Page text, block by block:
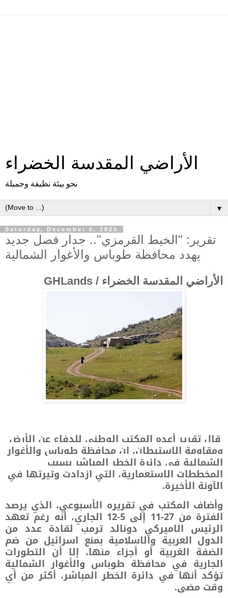
الأراضي المقدسة الخضراء
نحو بيئة نظيفة وجميلة
▼
Saturday, December 6, 2025
تقرير: "الخيط القرمزي".. جدار فصل جديد
يهدد محافظة طوباس والأغوار الشمالية
الأراضي المقدسة الخضراء / GHLands
قال تقرير أعده المكتب الوطني للدفاع عن الأرض
ومقاومة الاستيطان، إن محافظة طوباس والأغوار
الشمالية في دائرة الخطر المباشر بسبب
المخططات الاستعمارية، التي ازدادت وتيرتها في
الآونة الأخيرة.
وأضاف المكتب في تقريره الأسبوعي، الذي يرصد
الفترة من 27-11 إلى 5-12 الجاري، أنه رغم تعهد
الرئيس الاميركي دونالد ترمب لقادة عدد من
الدول العربية والاسلامية بمنع اسرائيل من ضم
الضفة الغربية أو أجزاء منها، إلا أن التطورات
الجارية في محافظة طوباس والأغوار الشمالية
تؤكد أنها في دائرة الخطر المباشر، أكثر من أي
وقت مضى.